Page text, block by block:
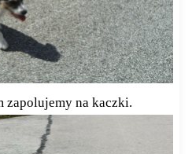
zapolujemy na kaczki.